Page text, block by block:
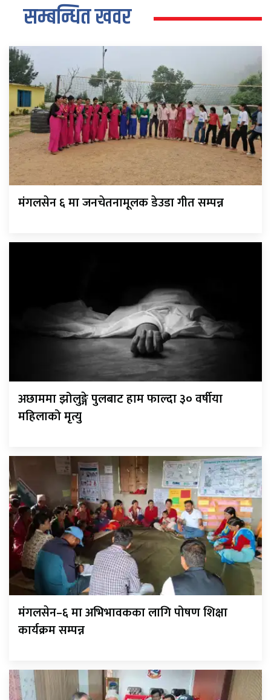
सम्बन्धित खवर
मंगलसेन ६ मा जनचेतनामूलक डेउडा गीत सम्पन्न
अछाममा झोलुङ्गे पुलबाट हाम फाल्दा ३० वर्षीया
महिलाको मृत्यु
मंगलसेन–६ मा अभिभावकका लागि पोषण शिक्षा
कार्यक्रम सम्पन्न